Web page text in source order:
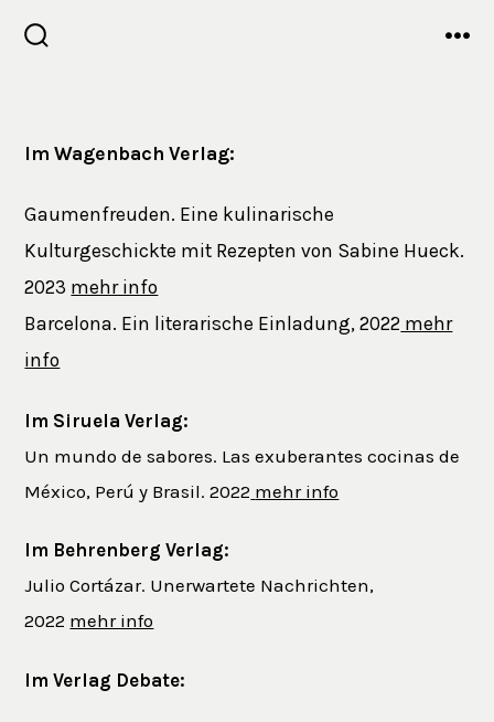
Inhalt
Im Wagenbach Verlag:
Gaumenfreuden. Eine kulinarische
Kulturgeschickte mit Rezepten von Sabine Hueck.
2023 mehr info
Barcelona. Ein literarische Einladung, 2022 mehr
info
Im Siruela Verlag:
Un mundo de sabores. Las exuberantes cocinas de
México, Perú y Brasil. 2022 mehr info
Im Behrenberg Verlag:
Julio Cortázar. Unerwartete Nachrichten,
2022 mehr info
Im Verlag Debate: